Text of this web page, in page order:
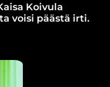
Koivula
voisi päästä irti.